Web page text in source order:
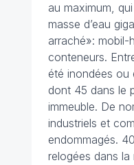
au maximum,
masse d’eau
arraché»: mobil-
conteneurs.
été inondées ou
dont 45 dans le
immeuble. De
industriels et
endommagés.
relogées dans